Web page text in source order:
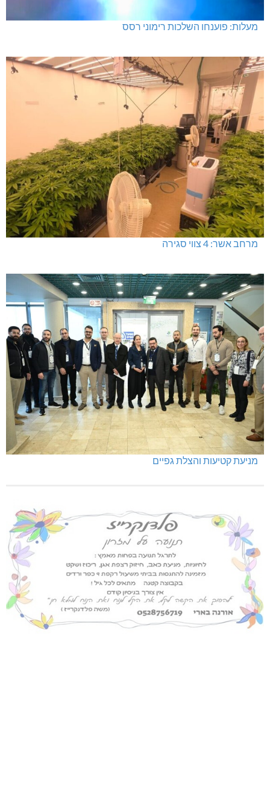
מעלות: פוענחו השלכות רימוני רסס
מרחב אשר: 4 צווי סגירה
מניעת קטיעות והצלת גפיים